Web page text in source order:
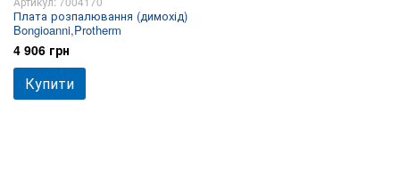
Плата розпалювання (димохід)
Bongioanni,Protherm
4 906 грн
Купити